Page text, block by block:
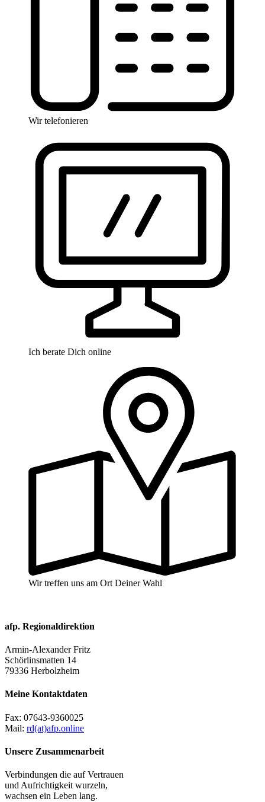
Wir telefonieren
Ich berate Dich online
Wir treffen uns am Ort Deiner Wahl
afp. Regionaldirektion
Armin-Alexander Fritz
Schörlinsmatten 14
79336 Herbolzheim
Meine Kontaktdaten
Fax: 07643-9360025
Mail: rd(at)afp.online
Unsere Zusammenarbeit
Verbindungen die auf Vertrauen
und Aufrichtigkeit wurzeln,
wachsen ein Leben lang.